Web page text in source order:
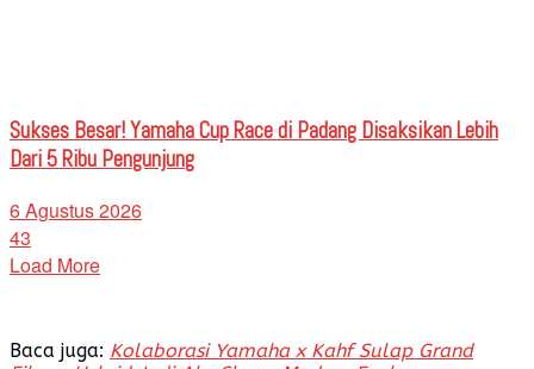
Sukses Besar! Yamaha Cup Race di Padang Disaksikan Lebih
Dari 5 Ribu Pengunjung
6 Agustus 2026
43
Load More
Baca juga: Kolaborasi Yamaha x Kahf Sulap Grand